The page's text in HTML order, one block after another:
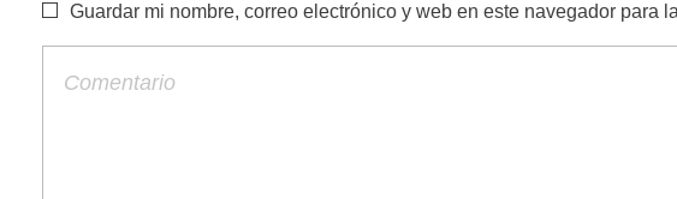
e
Guardar mi nombre, correo electrónico y web en este navegador para